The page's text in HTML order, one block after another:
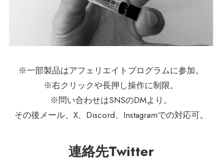
※一部製品はアフェリエイトプログラムに参加。
※右クリックや長押し操作に制限。
※問い合わせはSNSのDMより。
その後メール、X、Discord、Instagramでの対応可。
連絡先Twitter